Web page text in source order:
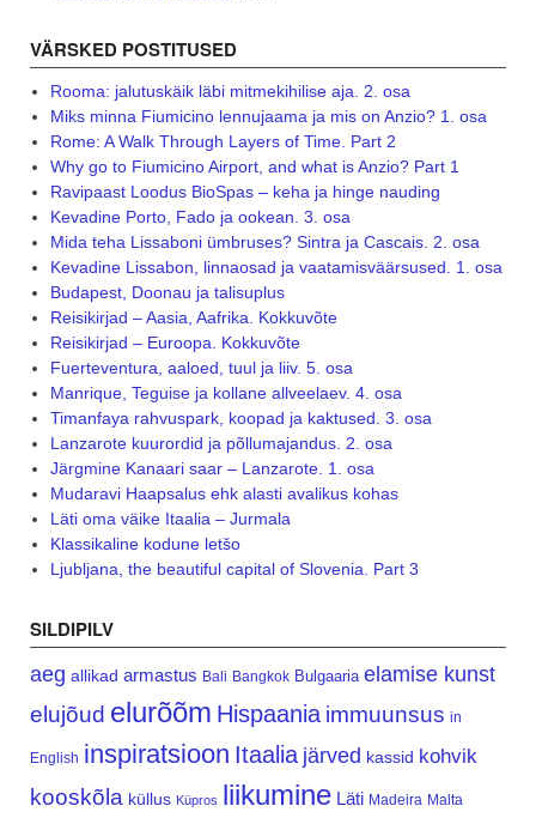
VÄRSKED POSTITUSED
Rooma: jalutuskäik läbi mitmekihilise aja. 2. osa
Miks minna Fiumicino lennujaama ja mis on Anzio? 1. osa
Rome: A Walk Through Layers of Time. Part 2
Why go to Fiumicino Airport, and what is Anzio? Part 1
Ravipaast Loodus BioSpas – keha ja hinge nauding
Kevadine Porto, Fado ja ookean. 3. osa
Mida teha Lissaboni ümbruses? Sintra ja Cascais. 2. osa
Kevadine Lissabon, linnaosad ja vaatamisväärsused. 1. osa
Budapest, Doonau ja talisuplus
Reisikirjad – Aasia, Aafrika. Kokkuvõte
Reisikirjad – Euroopa. Kokkuvõte
Fuerteventura, aaloed, tuul ja liiv. 5. osa
Manrique, Teguise ja kollane allveelaev. 4. osa
Timanfaya rahvuspark, koopad ja kaktused. 3. osa
Lanzarote kuurordid ja põllumajandus. 2. osa
Järgmine Kanaari saar – Lanzarote. 1. osa
Mudaravi Haapsalus ehk alasti avalikus kohas
Läti oma väike Itaalia – Jurmala
Klassikaline kodune letšo
Ljubljana, the beautiful capital of Slovenia. Part 3
SILDIPILV
aeg allikad armastus Bali Bangkok Bulgaaria elamise kunst
elujõud elurõõm Hispaania immuunsus in
English inspiratsioon Itaalia järved kassid kohvik
kooskõla küllus Küpros liikumine Läti Madeira Malta